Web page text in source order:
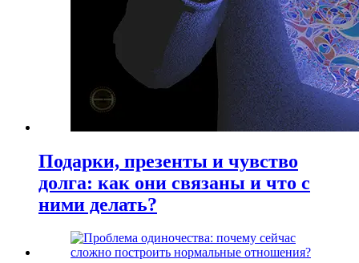
Подарки, презенты и чувство
долга: как они связаны и что с
ними делать?